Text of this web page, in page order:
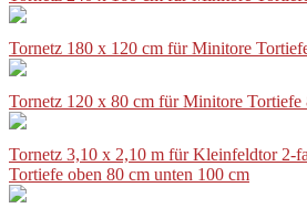
Tornetz 180 x 120 cm für Minitore
Tornetz 120 x 80 cm für Minitore Tortiefe
Tornetz 3,10 x 2,10 m für Kleinfeldtor 2-
Tortiefe oben 80 cm unten 100 cm